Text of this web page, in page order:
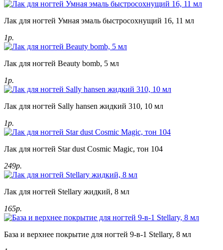
Лак для ногтей Умная эмаль быстросохнущий 16, 11 мл
1р.
Лак для ногтей Beauty bomb, 5 мл
1р.
Лак для ногтей Sally hansen жидкий 310, 10 мл
1р.
Лак для ногтей Star dust Cosmic Magic, тон 104
249р.
Лак для ногтей Stellary жидкий, 8 мл
165р.
База и верхнее покрытие для ногтей 9-в-1 Stellary, 8 мл